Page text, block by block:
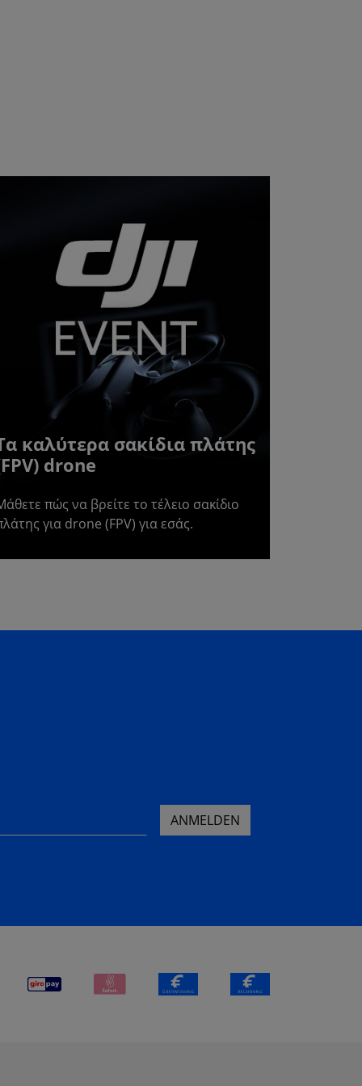
καλύτερα σακίδια πλάτης
drone
πώς να βρείτε το τέλειο σακίδιο
για drone (FPV) για εσάς.
ANMELDEN